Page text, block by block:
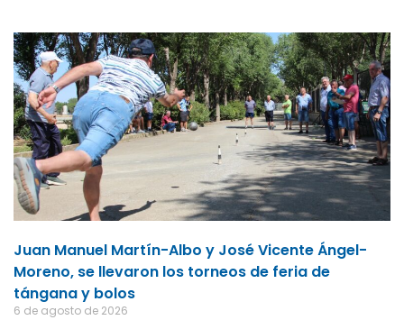
Juan Manuel Martín-Albo y José Vicente Ángel-
Moreno, se llevaron los torneos de feria de
tángana y bolos
6 de agosto de 2026